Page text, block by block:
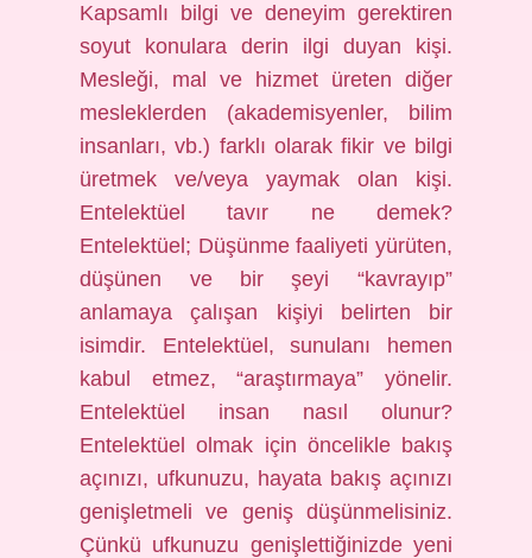
Kapsamlı bilgi ve deneyim gerektiren
soyut konulara derin ilgi duyan kişi.
Mesleği, mal ve hizmet üreten diğer
mesleklerden (akademisyenler, bilim
insanları, vb.) farklı olarak fikir ve bilgi
üretmek ve/veya yaymak olan kişi.
Entelektüel tavır ne demek?
Entelektüel; Düşünme faaliyeti yürüten,
düşünen ve bir şeyi “kavrayıp”
anlamaya çalışan kişiyi belirten bir
isimdir. Entelektüel, sunulanı hemen
kabul etmez, “araştırmaya” yönelir.
Entelektüel insan nasıl olunur?
Entelektüel olmak için öncelikle bakış
açınızı, ufkunuzu, hayata bakış açınızı
genişletmeli ve geniş düşünmelisiniz.
Çünkü ufkunuzu genişlettiğinizde yeni